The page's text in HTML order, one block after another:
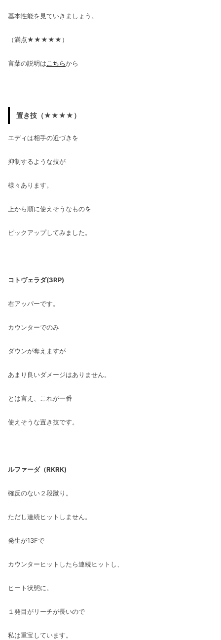
基本性能を見ていきましょう。
（満点★★★★★）
言葉の説明は こちらから
置き技（★★★★）
エディは相手の近づきを
抑制するような技が
様々あります。
上から順に使えそうなものを
ピックアップしてみました。
コトヴェラダ(3RP)
右アッパーです。
カウンターでのみ
ダウンが奪えますが
あまり良いダメージはありません。
とは言え、これが一番
使えそうな置き技です。
ルファーダ（RKRK)
確反のない２段蹴り。
ただし連続ヒットしません。
発生が13Fで
カウンターヒットしたら連続ヒットし、
ヒート状態に。
１発目がリーチが長いので
私は重宝しています。